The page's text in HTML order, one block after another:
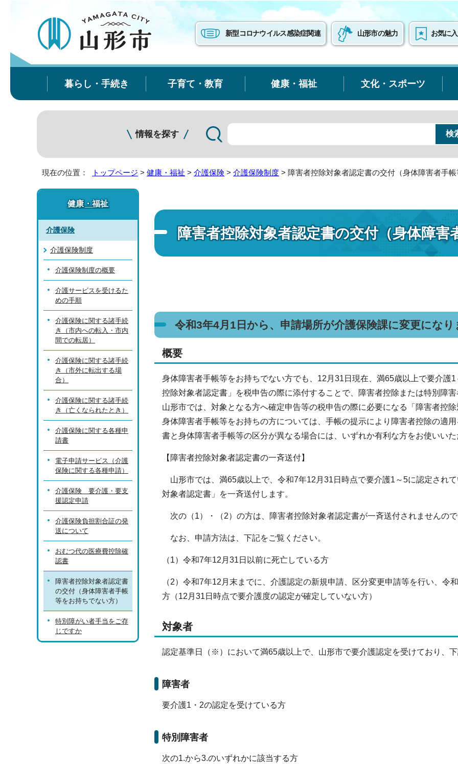
新型コロナウイルス感染症関連 山形市の魅力 お気に
暮らし・手続き 子育て・教育 健康・福祉 文化・スポーツ
情報を探す
現在の位置： トップページ > 健康・福祉 > 介護保険 > 介護保険制度 > 障害者控除対象者認定書の交付（身体障害者手帳
障害者控除対象者認定書の交付（身体障
令和3年4月1日から、申請場所が介護保険課に変更になり
概要
身体障害者手帳等をお持ちでない方でも、12月31日現在、満65歳以上で要介護
控除対象者認定書」を税申告の際に添付することで、障害者控除または特別障害
山形市では、対象となる方へ確定申告等の税申告の際に必要になる「障害者控
身体障害者手帳等をお持ちの方については、手帳の提示により障害者控除の適
書と身体障害者手帳等の区分が異なる場合には、いずれか有利な方をお使いいた
【障害者控除対象者認定書の一斉送付】
山形市では、満65歳以上で、令和7年12月31日時点で要介護1～5に認定され
対象者認定書」を一斉送付します。
次の（1）・（2）の方は、障害者控除対象者認定書が一斉送付されませんので
なお、申請方法は、下記をご覧ください。
（1）令和7年12月31日以前に死亡している方
（2）令和7年12月末までに、介護認定の新規申請、区分変更申請等を行い、令
方（12月31日時点で要介護度の認定が確定していない方）
対象者
認定基準日（※）において満65歳以上で、山形市で要介護認定を受けており、
障害者
要介護1・2の認定を受けている方
特別障害者
次の1.から3.のいずれかに該当する方
健康・福祉
介護保険
介護保険制度
介護保険制度の概要
介護サービスを受けるた
めの手順
介護保険に関する諸手続
き（市内への転入・市内
間での転居）
介護保険に関する諸手続
き（市外に転出する場
合）
介護保険に関する諸手続
き（亡くなられたとき）
介護保険に関する各種申
請書
電子申請サービス（介護
保険に関する各種申請）
介護保険 要介護・要支
援認定申請
介護保険負担割合証の発
送について
おむつ代の医療費控除確
認書
障害者控除対象者認定書
の交付（身体障害者手帳
等をお持ちでない方）
特別障がい者手当をご存
じですか